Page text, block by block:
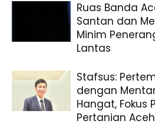
Ruas Banda
Santan dan
Minim
Lantas
Stafsus:
dengan
Hangat, Fokus
Pertanian Aceh